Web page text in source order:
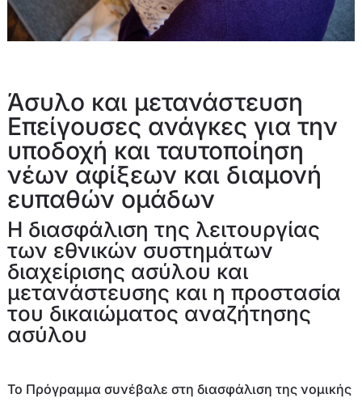
Άσυλο και μετανάστευση
Επείγουσες ανάγκες για την
υποδοχή και ταυτοποίηση
νέων αφίξεων και διαμονή
ευπαθών ομάδων
Η διασφάλιση της λειτουργίας
των εθνικών συστημάτων
διαχείρισης ασύλου και
μετανάστευσης και η προστασία
του δικαιώματος αναζήτησης
ασύλου
Το Πρόγραμμα συνέβαλε στη διασφάλιση της νομικής